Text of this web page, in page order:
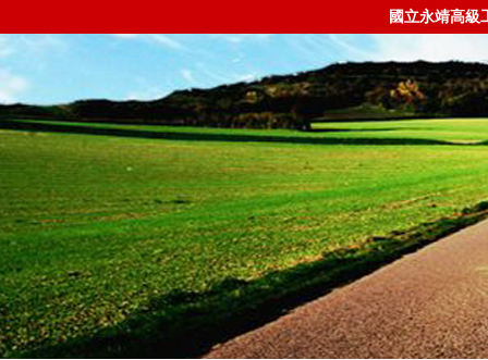
國立永靖高級